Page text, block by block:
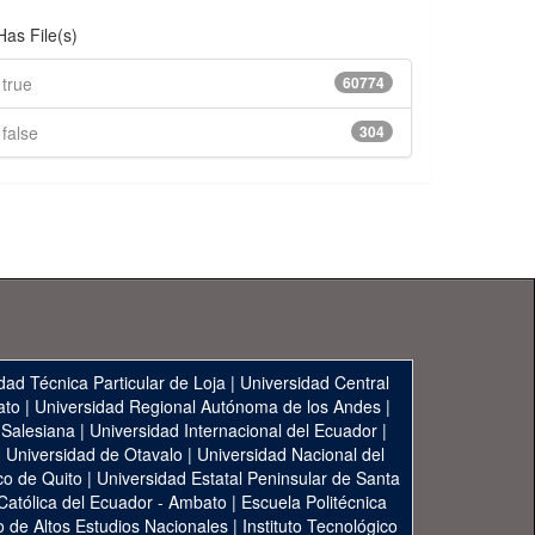
Estructura Estatutaria por Procesos
Grupos de Investigación
LINEAMIENTOS
LINEAMIENTOS QUE RIGEN A LA ESPOL.
LA INFORMACIÓN PUBLICADA EN EL
MISMO ESTÁ BAJO LA RESPONSABILIDAD
DE LA SECRETARÍA GENERAL DE LA
ESPOL.
File(s)
60774
true
304
false
Técnica Particular de Loja | Universidad Central
| Universidad Regional Autónoma de los Andes|
| Universidad Internacional del Ecuador|
Universidad de Otavalo | Universidad Nacional del
de Quito | Universidad Estatal Peninsular de Santa
del Ecuador - Ambato | Escuela Politécnica
de Altos Estudios Nacionales | Instituto Tecnológico